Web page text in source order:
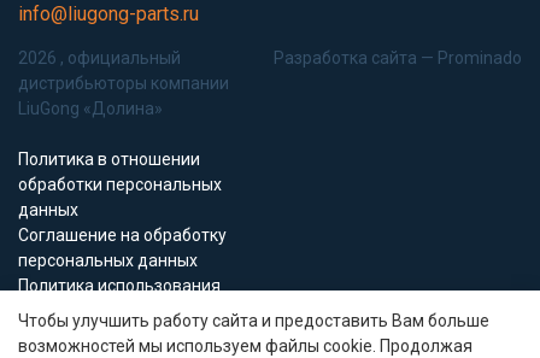
info@liugong-parts.ru
2026 , официальный
дистрибьюторы компании
LiuGong «Долина»
Политика в отношении
обработки персональных
данных
Соглашение на обработку
персональных данных
Политика использования
Cookie-файлов
Разработка сайта — Prominado
Чтобы улучшить работу сайта и предоставить Вам больше
возможностей мы используем файлы cookie. Продолжая